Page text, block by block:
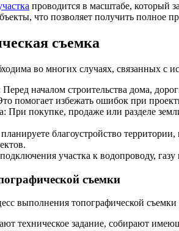
проводится в масштабе, который
что позволяет получить полное
съемка
во многих случаях, связанных с
Перед началом строительства дома,
помогает избежать ошибок при
При покупке, продаже или разделе
благоустройство
участка к водопроводу,
съемки
выполнения топографической съемки
техническое задание, собирают